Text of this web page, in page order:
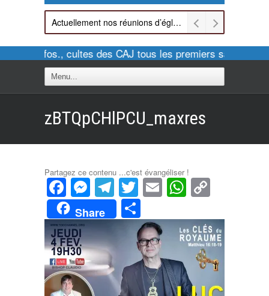
Actuellement nos réunions d’église sont retransmises sur ZOOM les dimanches à 11h et vendredis à 20h00
Pour infos., cultes des CAJ tous les premiers samedis
zBTQpCHlPCU_maxres
Partagez ce contenu ...c'est évangéliser !
Facebook
Messenger
Telegram
Twitter
Email
Share